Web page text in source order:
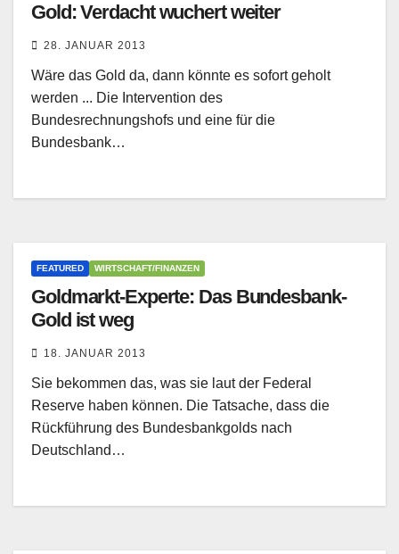
Gold: Verdacht wuchert weiter
28. JANUAR 2013
Wäre das Gold da, dann könnte es sofort geholt
werden ... Die Intervention des
Bundesrechnungshofs und eine für die
Bundesbank…
FEATURED WIRTSCHAFT/FINANZEN
Goldmarkt-Experte: Das Bundesbank-
Gold ist weg
18. JANUAR 2013
Sie bekommen das, was sie laut der Federal
Reserve haben können. Die Tatsache, dass die
Rückführung des Bundesbankgolds nach
Deutschland…